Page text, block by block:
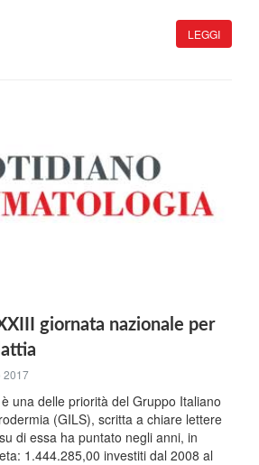
LEGGI
giornata nazionale per
2017
una delle priorità del Gruppo Italiano
(GILS), scritta a chiare lettere
di essa ha puntato negli anni, in
1.444.285,00 investiti dal 2008 al